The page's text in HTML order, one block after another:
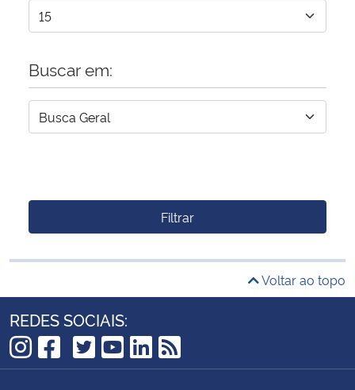
Buscar em:
Filtrar
Voltar ao topo
REDES SOCIAIS:
Instagram
Facebook
TikTok
Twitter
YouTube
LinkedIn
RSS